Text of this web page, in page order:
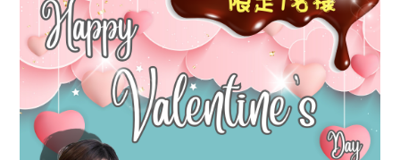
鍼
灸
整
院